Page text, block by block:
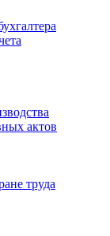
актов
труда